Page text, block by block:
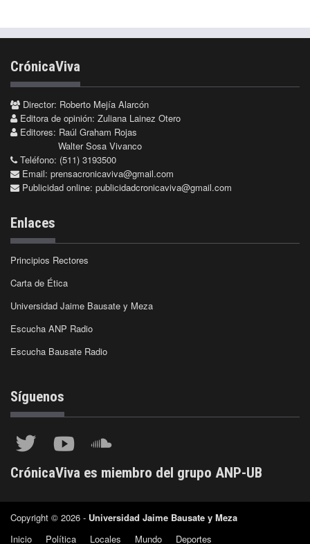
CrónicaViva
Director: Roberto Mejía Alarcón
Editora de opinión: Zuliana Lainez Otero
Editores: Raúl Graham Rojas
Walter Sosa Vivanco
Teléfono: (511) 3193500
Email: prensacronicaviva@gmail.com
Publicidad online: publicidadcronicaviva@gmail.com
Enlaces
Principios Rectores
Carta de Ética
Universidad Jaime Bausate y Meza
Escucha ANP Radio
Escucha Bausate Radio
Síguenos
CrónicaViva es miembro del grupo ANP-UB
Copyright © 2026 - Universidad Jaime Bausate y Meza
Inicio
Política Locales Mundo Deportes